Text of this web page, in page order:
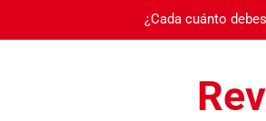
¿Cada cuánto